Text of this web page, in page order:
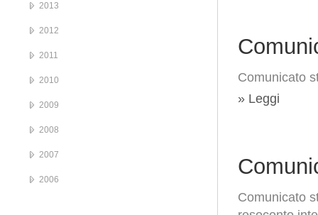
Comunicato
» Leggi
Comunicato
2013
2012
2011
2010
2009
2008
2007
2006